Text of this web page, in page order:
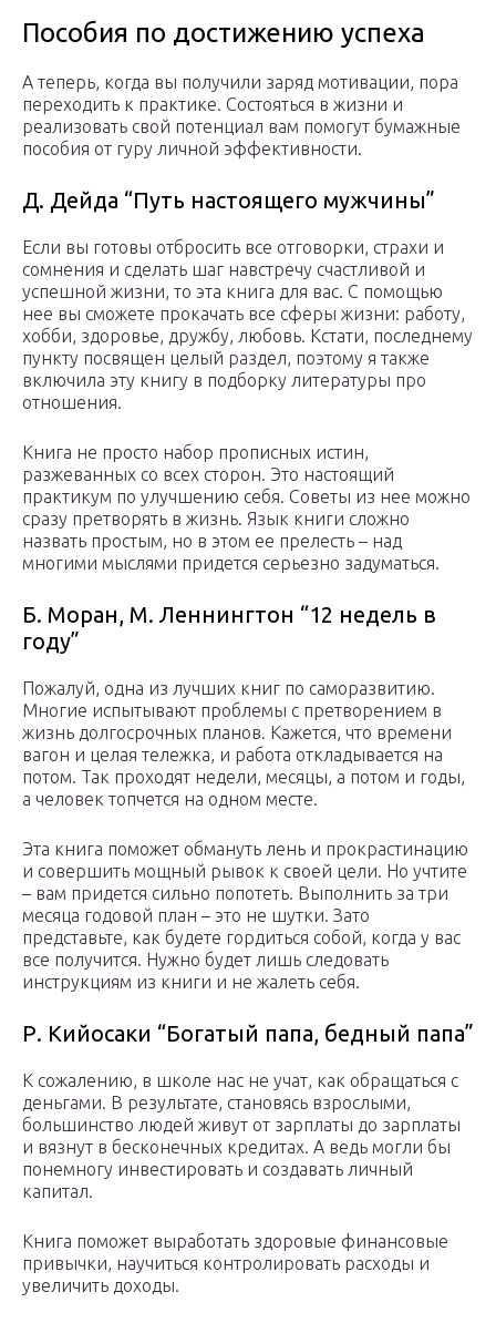
Пособия по достижению успеха
А теперь, когда вы получили заряд мотивации, пора
переходить к практике. Состояться в жизни и
реализовать свой потенциал вам помогут бумажные
пособия от гуру личной эффективности.
Д. Дейда “Путь настоящего мужчины”
Если вы готовы отбросить все отговорки, страхи и
сомнения и сделать шаг навстречу счастливой и
успешной жизни, то эта книга для вас. С помощью
нее вы сможете прокачать все сферы жизни: работу,
хобби, здоровье, дружбу, любовь. Кстати, последнему
пункту посвящен целый раздел, поэтому я также
включила эту книгу в подборку литературы про
отношения.
Книга не просто набор прописных истин,
разжеванных со всех сторон. Это настоящий
практикум по улучшению себя. Советы из нее можно
сразу претворять в жизнь. Язык книги сложно
назвать простым, но в этом ее прелесть – над
многими мыслями придется серьезно задуматься.
Б. Моран, М. Леннингтон “12 недель в
году”
Пожалуй, одна из лучших книг по саморазвитию.
Многие испытывают проблемы с претворением в
жизнь долгосрочных планов. Кажется, что времени
вагон и целая тележка, и работа откладывается на
потом. Так проходят недели, месяцы, а потом и годы,
а человек топчется на одном месте.
Эта книга поможет обмануть лень и прокрастинацию
и совершить мощный рывок к своей цели. Но учтите
– вам придется сильно попотеть. Выполнить за три
месяца годовой план – это не шутки. Зато
представьте, как будете гордиться собой, когда у вас
все получится. Нужно будет лишь следовать
инструкциям из книги и не жалеть себя.
Р. Кийосаки “Богатый папа, бедный папа”
К сожалению, в школе нас не учат, как обращаться с
деньгами. В результате, становясь взрослыми,
большинство людей живут от зарплаты до зарплаты
и вязнут в бесконечных кредитах. А ведь могли бы
понемногу инвестировать и создавать личный
капитал.
Книга поможет выработать здоровые финансовые
привычки, научиться контролировать расходы и
увеличить доходы.